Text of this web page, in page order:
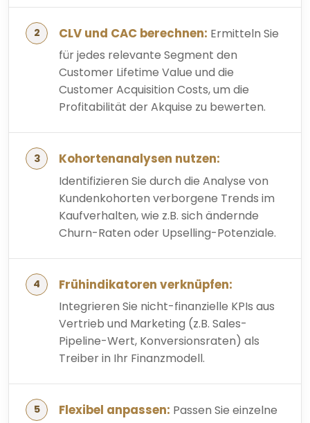
CLV und CAC berechnen: Ermitteln Sie
für jedes relevante Segment den
Customer Lifetime Value und die
Customer Acquisition Costs, um die
Profitabilität der Akquise zu bewerten.
Kohortenanalysen nutzen:
Identifizieren Sie durch die Analyse von
Kundenkohorten verborgene Trends im
Kaufverhalten, wie z.B. sich ändernde
Churn-Raten oder Upselling-Potenziale.
Frühindikatoren verknüpfen:
Integrieren Sie nicht-finanzielle KPIs aus
Vertrieb und Marketing (z.B. Sales-
Pipeline-Wert, Konversionsraten) als
Treiber in Ihr Finanzmodell.
Flexibel anpassen: Passen Sie einzelne